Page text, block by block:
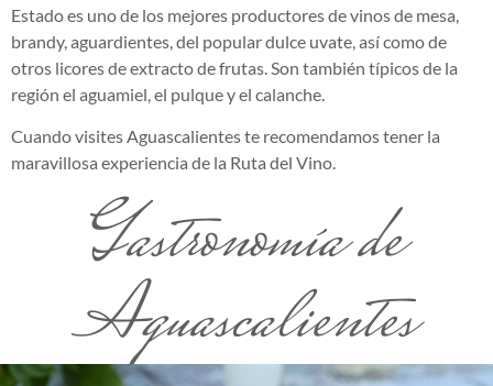
Estado es uno de los mejores productores de vinos de mesa,
brandy, aguardientes, del popular dulce uvate, así como de
otros licores de extracto de frutas. Son también típicos de la
región el aguamiel, el pulque y el calanche.
Cuando visites Aguascalientes te recomendamos tener la
maravillosa experiencia de la Ruta del Vino.
Gastronomía de
Aguascalientes